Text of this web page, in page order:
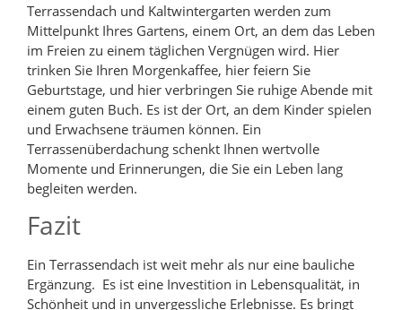
Terrassendach und Kaltwintergarten werden zum
Mittelpunkt Ihres Gartens, einem Ort, an dem das Leben
im Freien zu einem täglichen Vergnügen wird. Hier
trinken Sie Ihren Morgenkaffee, hier feiern Sie
Geburtstage, und hier verbringen Sie ruhige Abende mit
einem guten Buch. Es ist der Ort, an dem Kinder spielen
und Erwachsene träumen können. Ein
Terrassenüberdachung schenkt Ihnen wertvolle
Momente und Erinnerungen, die Sie ein Leben lang
begleiten werden.
Fazit
Ein Terrassendach ist weit mehr als nur eine bauliche
Ergänzung. Es ist eine Investition in Lebensqualität, in
Schönheit und in unvergessliche Erlebnisse. Es bringt